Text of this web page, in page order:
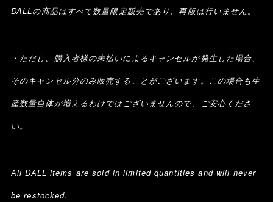
DALLの商品はすべて数量限定販売であり、再販は行いません。
・ただし、購入者様の未払いによるキャンセルが発生した場合、
そのキャンセル分のみ販売することがございます。この場合も生
産数量自体が増えるわけではございませんので、ご安心くださ
い。
All DALL items are sold in limited quantities and will never
be restocked.